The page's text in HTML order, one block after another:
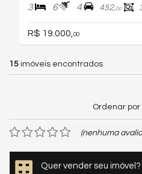
3 6 4 452,00
R$ 19.000, 00
15 imóveis encontrados
Ordenar por
(nenhuma
Quer vender seu imóvel?